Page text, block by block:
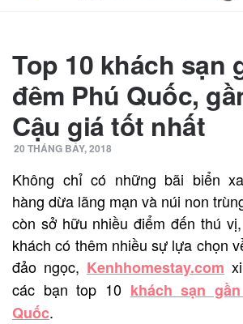
Top 10 khách sạn
đêm Phú Quốc,
Cậu giá tốt nhất
20 THÁNG BẢY, 2018
Không chỉ có những bãi biển
hàng dừa lãng mạn và núi non
còn sở hữu nhiều điểm đến thú
khách có thêm nhiều sự lựa chọn
đảo ngọc, Kenhhomestay.com
các bạn top 10 khách sạn
Quốc.